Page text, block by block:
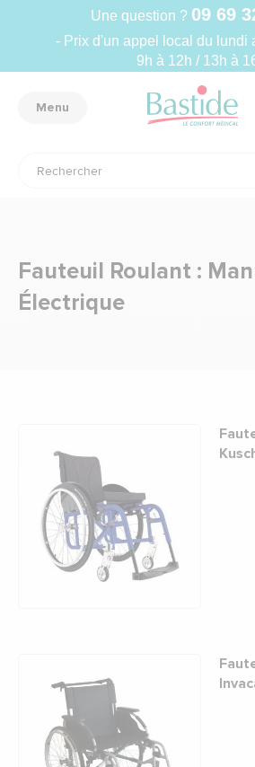
Une question ? 09 69
- Prix d'un appel local du lundi
9h à 12h / 13h à
Menu
Fauteuil Roulant :
Électrique